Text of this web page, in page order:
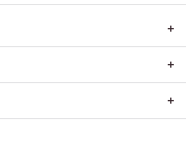
的瑞士，目前是全球領先的「營養、健康、
目標是「我們充分發掘食品的力量，提升